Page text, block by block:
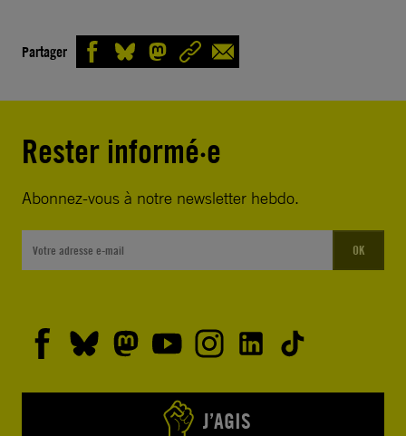
Partager
Rester informé·e
Abonnez-vous à notre newsletter hebdo.
OK
J’AGIS